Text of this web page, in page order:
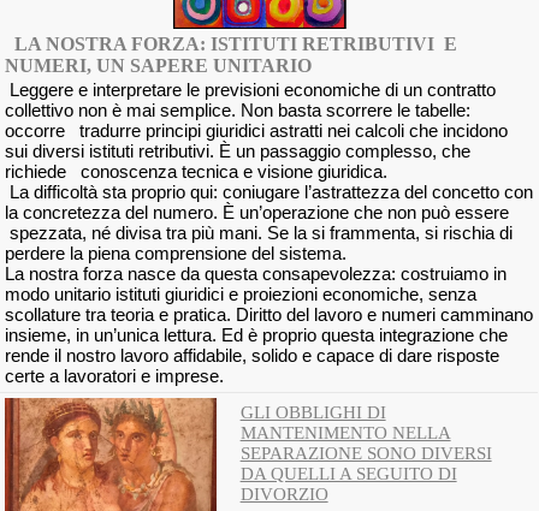
LA NOSTRA FORZA: ISTITUTI RETRIBUTIVI E
NUMERI, UN SAPERE UNITARIO
Leggere e interpretare le previsioni economiche di un contratto
collettivo non è mai semplice. Non basta scorrere le tabelle:
occorre tradurre principi giuridici astratti nei calcoli che incidono
sui diversi istituti retributivi. È un passaggio complesso, che
richiede conoscenza tecnica e visione giuridica.
La difficoltà sta proprio qui: coniugare l’astrattezza del concetto con
la concretezza del numero. È un’operazione che non può essere
spezzata, né divisa tra più mani. Se la si frammenta, si rischia di
perdere la piena comprensione del sistema.
La nostra forza nasce da questa consapevolezza: costruiamo in
modo unitario istituti giuridici e proiezioni economiche, senza
scollature tra teoria e pratica. Diritto del lavoro e numeri camminano
insieme, in un’unica lettura. Ed è proprio questa integrazione che
rende il nostro lavoro affidabile, solido e capace di dare risposte
certe a lavoratori e imprese.
GLI OBBLIGHI DI
MANTENIMENTO NELLA
SEPARAZIONE SONO DIVERSI
DA QUELLI A SEGUITO DI
DIVORZIO